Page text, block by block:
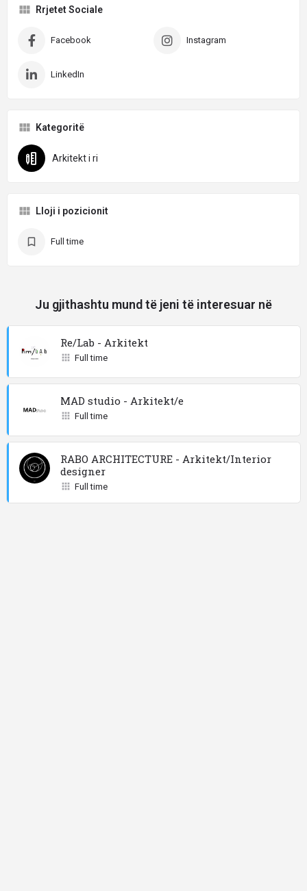
Rrjetet Sociale
Facebook Instagram
LinkedIn
Kategoritë
Arkitekt i ri
Lloji i pozicionit
Full time
Ju gjithashtu mund të jeni të interesuar në
Re/Lab - Arkitekt
Full time
MAD studio - Arkitekt/e
Full time
RABO ARCHITECTURE - Arkitekt/Interior
designer
Full time